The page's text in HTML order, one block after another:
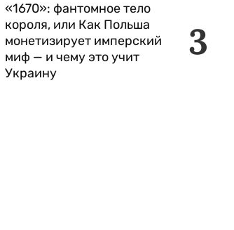
3
«1670»: фантомное тело
короля, или Как Польша
монетизирует имперский
миф — и чему это учит
Украину